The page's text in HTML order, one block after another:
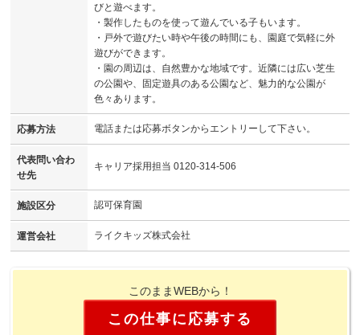
びと遊べます。
・製作したものを使って遊んでいる子もいます。
・戸外で遊びたい時や午後の時間にも、園庭で気軽に外
遊びができます。
・園の周辺は、自然豊かな地域です。近隣には広い芝生
の公園や、固定遊具のある公園など、魅力的な公園が
色々あります。
応募方法 電話または応募ボタンからエントリーして下さい。
代表問い合わ
せ先
キャリア採用担当 0120-314-506
施設区分 認可保育園
運営会社 ライクキッズ株式会社
このままWEBから！
この仕事に応募する